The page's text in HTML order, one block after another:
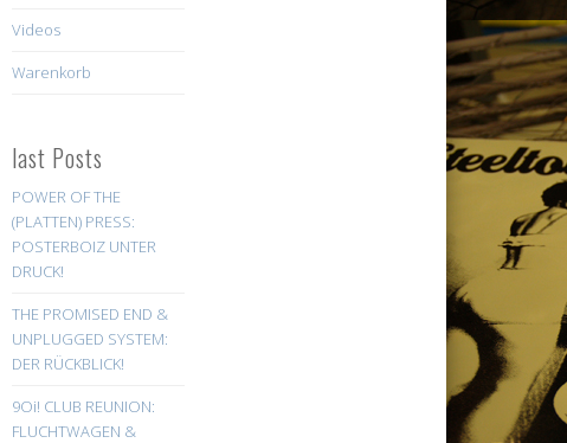
Videos
Warenkorb
last Posts
POWER OF THE
(PLATTEN) PRESS:
POSTERBOIZ UNTER
DRUCK!
THE PROMISED END &
UNPLUGGED SYSTEM:
DER RÜCKBLICK!
9Oi! CLUB REUNION:
FLUCHTWAGEN &